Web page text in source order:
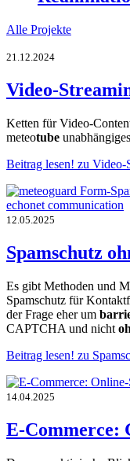
Alle Projekte
21.12.2024
Video-
Ketten für Video-
meteotube
Beitrag lesen! zu Video-
12.05.2025
Spamschutz
Es gibt Methoden und
Spamschutz für
der Frage eher um
CAPTCHA und nicht
Beitrag lesen! zu
14.04.2025
E-Commerce: